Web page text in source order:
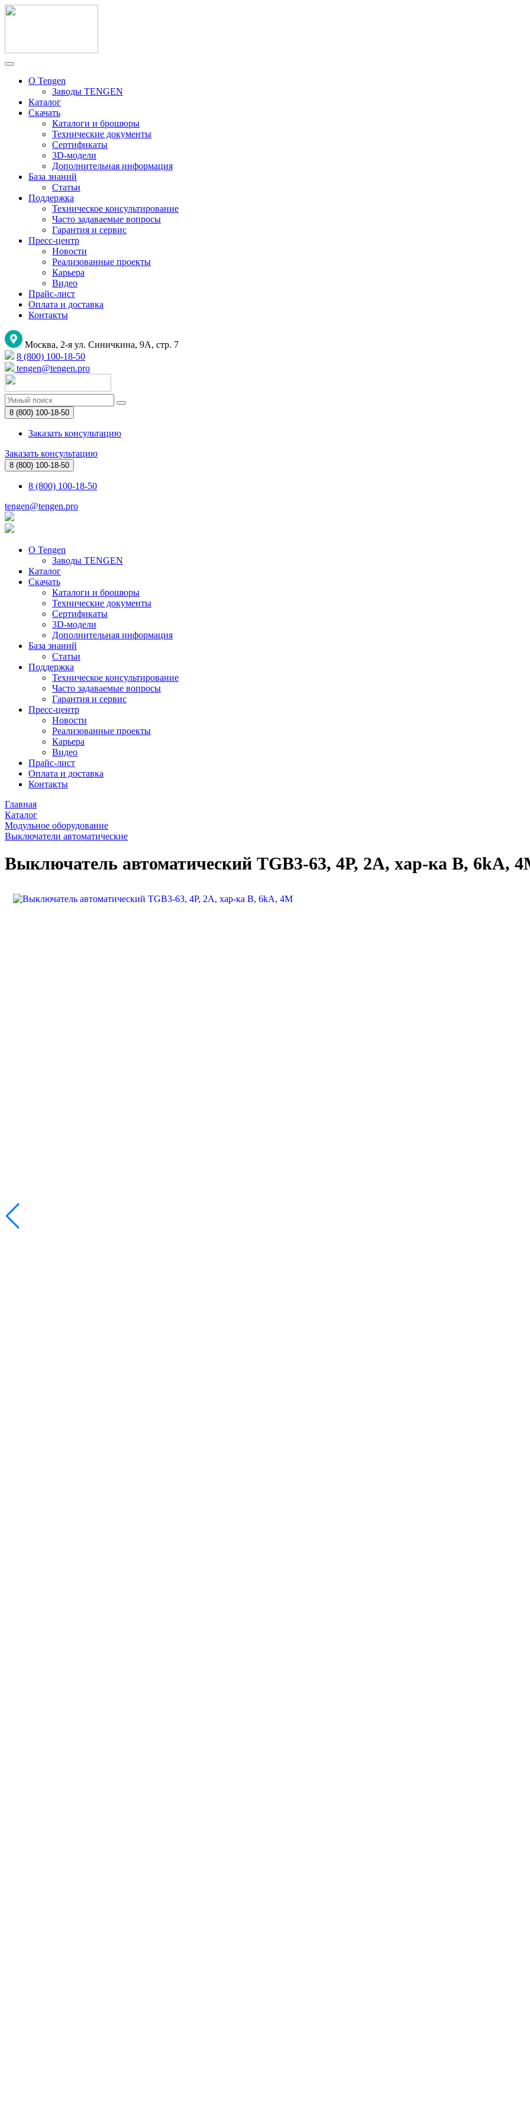
О Tengen
Заводы TENGEN
Каталог
Скачать
Каталоги и брошюры
Технические документы
Сертификаты
3D-модели
Дополнительная информация
База знаний
Статьи
Поддержка
Техническое консультирование
Часто задаваемые вопросы
Гарантия и сервис
Пресс-центр
Новости
Реализованные проекты
Карьера
Видео
Прайс-лист
Оплата и доставка
Контакты
Москва, 2-я ул. Синичкина, 9А, стр. 7
8 (800) 100-18-50
tengen@tengen.pro
8 (800) 100-18-50
Заказать консультацию
Заказать консультацию
8 (800) 100-18-50
8 (800) 100-18-50
tengen@tengen.pro
О Tengen
Заводы TENGEN
Каталог
Скачать
Каталоги и брошюры
Технические документы
Сертификаты
3D-модели
Дополнительная информация
База знаний
Статьи
Поддержка
Техническое консультирование
Часто задаваемые вопросы
Гарантия и сервис
Пресс-центр
Новости
Реализованные проекты
Карьера
Видео
Прайс-лист
Оплата и доставка
Контакты
Главная
Каталог
Модульное оборудование
Выключатели автоматические
Выключатель автоматический TGB3-63, 4P, 2A, хар-ка B, 6kA,